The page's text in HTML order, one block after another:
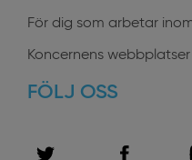
För dig som arbetar
Koncernens webbplatser
FÖLJ OSS